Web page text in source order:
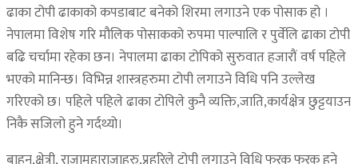
ढाका टोपी ढाकाको कपडाबाट बनेको शिरमा लगाउने एक पोसाक हो ।
नेपालमा विशेष गरि मौलिक पोसाकको रुपमा पाल्पालि र पुर्वेलि ढाका टोपी
बढि चर्चामा रहेका छन। नेपालमा ढाका टोपिको सुरुवात हजारौं वर्ष पहिले
भएको मानिन्छ। विभिन्न शास्त्रहरुमा टोपी लगाउने विधि पनि उल्लेख
गरिएको छ। पहिले पहिले ढाका टोपिले कुनै व्यक्ति,जाति,कार्यक्षेत्र छुट्टयाउन
निकै सजिलो हुने गर्दथ्यो।